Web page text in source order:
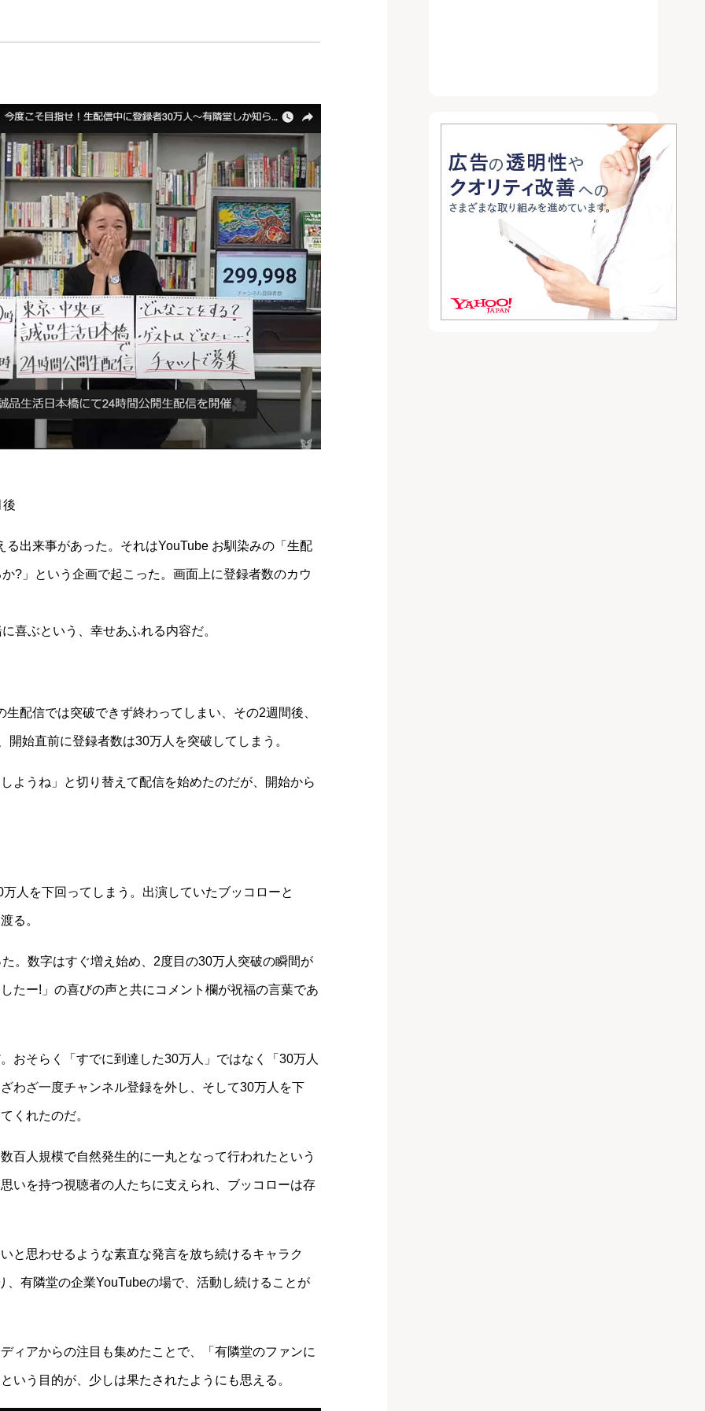
出来事があった。それはYouTube お馴染みの「生配
?」という企画で起こった。画面上に登録者数のカウ
喜ぶという、幸せあふれる内容だ。
配信では突破できず終わってしまい、その2週間後、
始直前に登録者数は30万人を突破してしまう。
ようね」と切り替えて配信を始めたのだが、開始から
人を下回ってしまう。出演していたブッコローと
る。
。数字はすぐ増え始め、2度目の30万人突破の瞬間が
たー!」の喜びの声と共にコメント欄が祝福の言葉であ
おそらく「すでに到達した30万人」ではなく「30万人
わざ一度チャンネル登録を外し、そして30万人を下
くれたのだ。
百人規模で自然発生的に一丸となって行われたという
いを持つ視聴者の人たちに支えられ、ブッコローは存
と思わせるような素直な発言を放ち続けるキャラク
有隣堂の企業YouTubeの場で、活動し続けることが
ィアからの注目も集めたことで、「有隣堂のファンに
いう目的が、少しは果たされたようにも思える。